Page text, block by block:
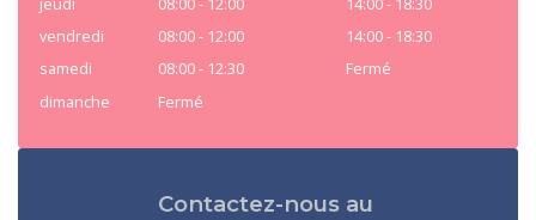
jeudi
08:00 - 12:00
14:00 - 18:30
vendredi
08:00 - 12:00
14:00 - 18:30
samedi
08:00 - 12:30
Fermé
dimanche
Fermé
Contactez-nous au